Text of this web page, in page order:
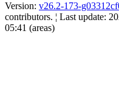
Version: v26.2-173-
contributors. ¦ Last update:
05:41 (areas)